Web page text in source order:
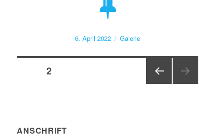
Veröffentlicht
6. April 2022 Format
Galerie
Seitennummerierung
SEITE2
ANSCHRIFT